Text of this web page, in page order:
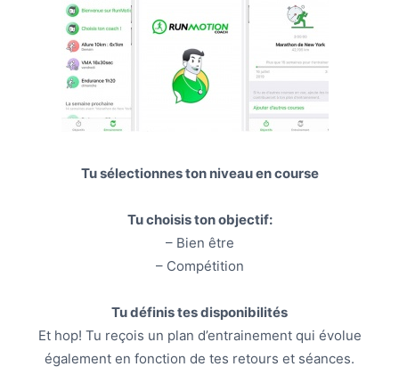
Tu sélectionnes ton niveau en course
Tu choisis ton objectif:
– Bien être
– Compétition
Tu définis tes disponibilités
Et hop! Tu reçois un plan d’entrainement qui évolue
également en fonction de tes retours et séances.